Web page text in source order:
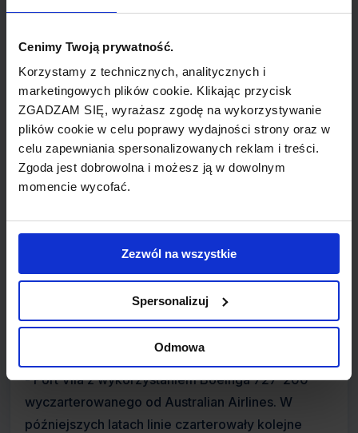
Cenimy Twoją prywatność.
Korzystamy z technicznych, analitycznych i
marketingowych plików cookie. Klikając przycisk
ZGADZAM SIĘ, wyrażasz zgodę na wykorzystywanie
plików cookie w celu poprawy wydajności strony oraz w
celu zapewniania spersonalizowanych reklam i treści.
Zgoda jest dobrowolna i możesz ją w dowolnym
momencie wycofać.
Zezwól na wszystkie
Spersonalizuj
Odmowa
Brytanii i Francji. Niezbędne było wsparcie ze
strony Ansett Airlines więc zawarto pięcioletnie
porozumienie, na mocy którego Ansett udostępniał
flotę oraz wprawny personel. Poza tym Ansett
przejmował 40% udziałów nowej linii a pozostała
część znajdowała się w gestii rządu Vanuatu.
Pierwszy lot Air Vanuatu, odbyty z wykorzystaniem
obsługiwanej przez Ansett, wystartował z Sydney
do Port Vila 5 września 1981 roku. W marcu 1986
przywrócono, jako własność rządu Vanuatu.
- Port Vila z wykorzystaniem Boeinga 727-200
wyczarterowanego od Australian Airlines. W
późniejszych latach linie czarterowały kolejne